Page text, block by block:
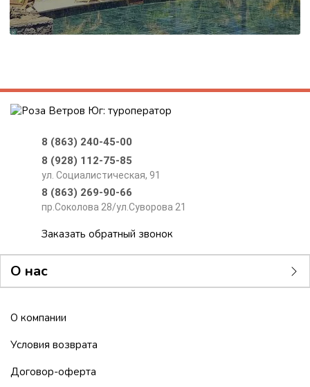
8 (863) 240-45-00
8 (928) 112-75-85
ул. Социалистическая, 91
8 (863) 269-90-66
пр.Соколова 28/ул.Суворова 21
Заказать обратный звонок
О нас
О компании
Условия возврата
Договор-оферта